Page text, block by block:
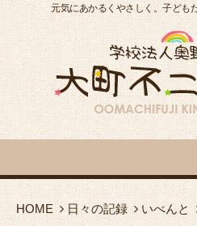
元気にあかるくやさしく。子ども
大町不二幼稚
HOME 日々の記録 いべんと